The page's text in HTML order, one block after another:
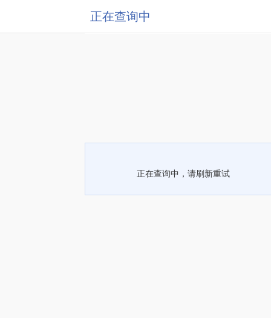
正在查询中
正在查询中，请刷新重试